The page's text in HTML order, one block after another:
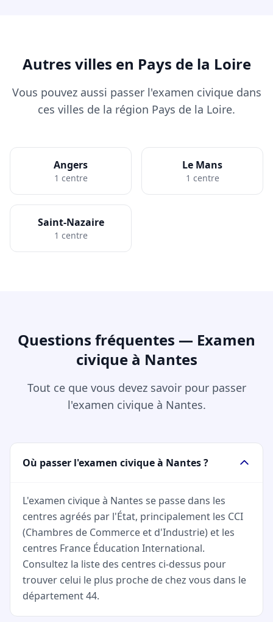
Autres villes en Pays de la Loire
Vous pouvez aussi passer l'examen civique dans
ces villes de la région Pays de la Loire.
Angers
1 centre
Le Mans
1 centre
Saint-Nazaire
1 centre
Questions fréquentes — Examen
civique à Nantes
Tout ce que vous devez savoir pour passer
l'examen civique à Nantes.
Où passer l'examen civique à Nantes ?
L'examen civique à Nantes se passe dans les
centres agréés par l'État, principalement les CCI
(Chambres de Commerce et d'Industrie) et les
centres France Éducation International.
Consultez la liste des centres ci-dessus pour
trouver celui le plus proche de chez vous dans le
département 44.